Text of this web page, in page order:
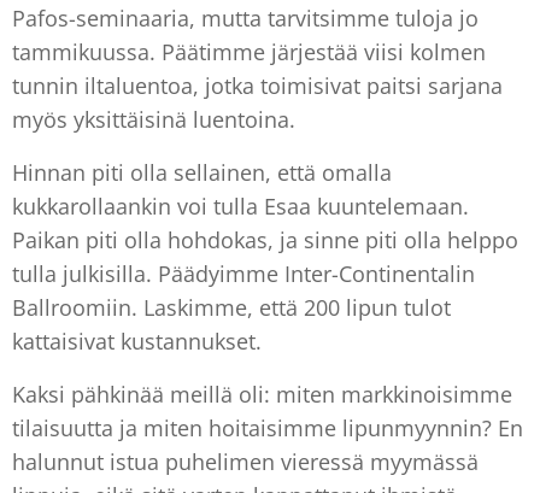
Pafos-seminaaria, mutta tarvitsimme tuloja jo
tammikuussa. Päätimme järjestää viisi kolmen
tunnin iltaluentoa, jotka toimisivat paitsi sarjana
myös yksittäisinä luentoina.
Hinnan piti olla sellainen, että omalla
kukkarollaankin voi tulla Esaa kuuntelemaan.
Paikan piti olla hohdokas, ja sinne piti olla helppo
tulla julkisilla. Päädyimme Inter-Continentalin
Ballroomiin. Laskimme, että 200 lipun tulot
kattaisivat kustannukset.
Kaksi pähkinää meillä oli: miten markkinoisimme
tilaisuutta ja miten hoitaisimme lipunmyynnin? En
halunnut istua puhelimen vieressä myymässä